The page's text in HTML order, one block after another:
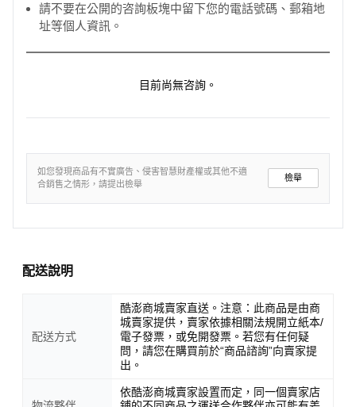
請不要在公開的咨詢板塊中留下您的電話號碼、郵箱地
址等個人資訊。
目前尚無咨詢。
如您發現商品有不實廣告、侵害智慧財產權或其他不適
合銷售之情形，請提出檢舉
檢舉
配送說明
配送方式
酷澎商城賣家直送。注意：此商品是由商
城賣家提供，賣家依據相關法規開立紙本/
電子發票，或免開發票。若您有任何疑
問，請您在購買前於“商品諮詢”向賣家提
出。
依酷澎商城賣家設置而定，同一個賣家店